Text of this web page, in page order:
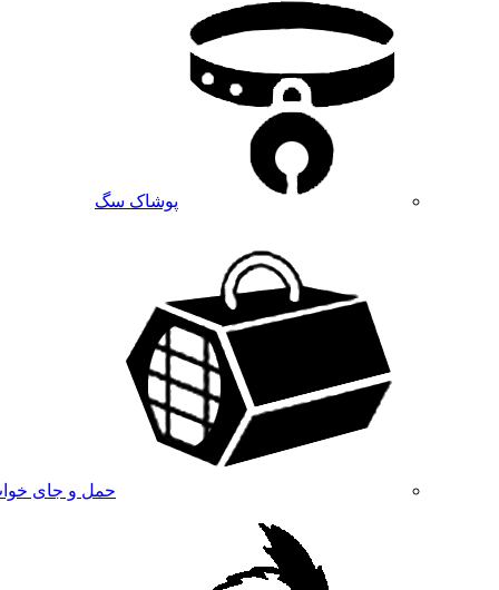
پوشاک سگ
حمل و جای